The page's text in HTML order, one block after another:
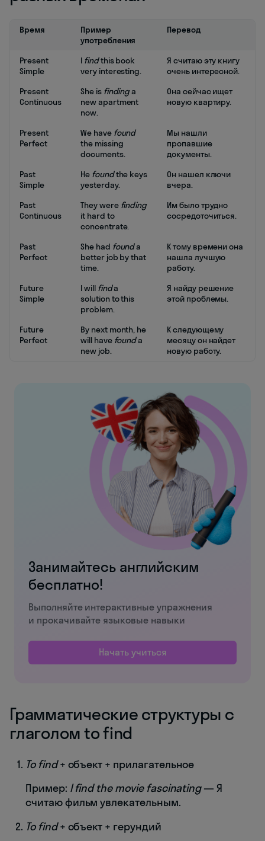
Время
Пример
употребления
Перевод
Present
Simple
I findthis book
very interesting.
Я считаю эту книгу
очень интересной.
Present
Continuous
She is findinga
new apartment
now.
Она сейчас ищет
новую квартиру.
Present
Perfect
We have found
the missing
documents.
Мы нашли
пропавшие
документы.
Past
Simple
He foundthe keys
yesterday.
Он нашел ключи
вчера.
Past
Continuous
They were finding
it hard to
concentrate.
Им было трудно
сосредоточиться.
Past
Perfect
She had founda
better job by that
time.
К тому времени она
нашла лучшую
работу.
Future
Simple
I will finda
solution to this
problem.
Я найду решение
этой проблемы.
Future
Perfect
By next month, he
will have founda
new job.
К следующему
месяцу он найдет
новую работу.
Занимайтесь английским
бесплатно!
Выполняйте интерактивные упражнения
и прокачивайте языковые навыки
Начать учиться
Грамматические структуры с
глаголом to find
To find+ объект + прилагательное
Пример: I find the movie fascinating— Я
считаю фильм увлекательным.
To find+ объект + герундий